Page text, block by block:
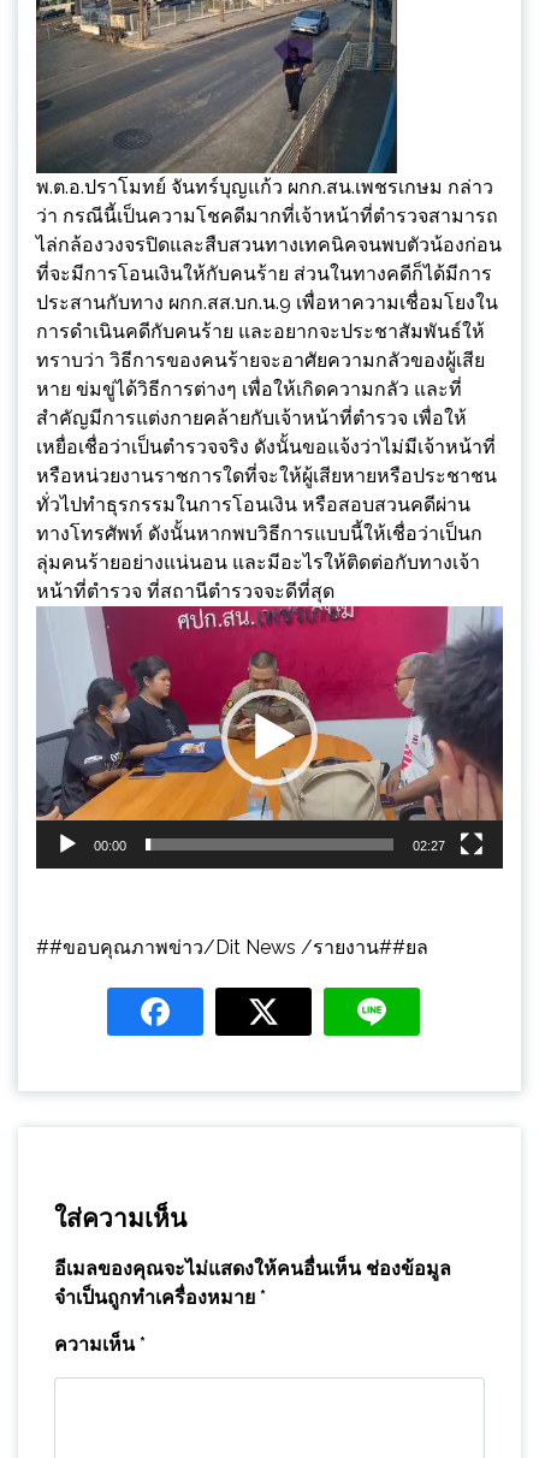
พ.ต.อ.ปราโมทย์ จันทร์บุญแก้ว ผกก.สน.เพชรเกษม กล่าว
ว่า กรณีนี้เป็นความโชคดีมากที่เจ้าหน้าที่ตำรวจสามารถ
ไล่กล้องวงจรปิดและสืบสวนทางเทคนิคจนพบตัวน้องก่อน
ที่จะมีการโอนเงินให้กับคนร้าย ส่วนในทางคดีก็ได้มีการ
ประสานกับทาง ผกก.สส.บก.น.9 เพื่อหาความเชื่อมโยงใน
การดำเนินคดีกับคนร้าย และอยากจะประชาสัมพันธ์ให้
ทราบว่า วิธีการของคนร้ายจะอาศัยความกลัวของผู้เสีย
หาย ข่มขู่ได้วิธีการต่างๆ เพื่อให้เกิดความกลัว และที่
สำคัญมีการแต่งกายคล้ายกับเจ้าหน้าที่ตำรวจ เพื่อให้
เหยื่อเชื่อว่าเป็นตำรวจจริง ดังนั้นขอแจ้งว่าไม่มีเจ้าหน้าที่
หรือหน่วยงานราชการใดที่จะให้ผู้เสียหายหรือประชาชน
ทั่วไปทำธุรกรรมในการโอนเงิน หรือสอบสวนคดีผ่าน
ทางโทรศัพท์ ดังนั้นหากพบวิธีการแบบนี้ให้เชื่อว่าเป็นก
ลุ่มคนร้ายอย่างแน่นอน และมีอะไรให้ติดต่อกับทางเจ้า
หน้าที่ตำรวจ ที่สถานีตำรวจจะดีที่สุด
วิดีโอ
00:00 02:27
##ขอบคุณภาพข่าว/Dit News /รายงาน##ยล
ใส่ความเห็น
อีเมลของคุณจะไม่แสดงให้คนอื่นเห็น ช่องข้อมูล
จำเป็นถูกทำเครื่องหมาย *
ความเห็น*